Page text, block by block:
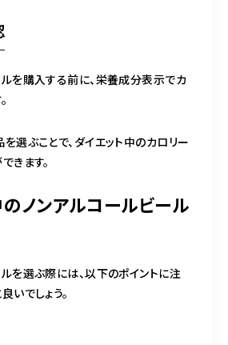
を購入する前に、栄養成分表示でカ
選ぶことで、ダイエット中のカロリー
きます。
ノンアルコールビール
を選ぶ際には、以下のポイントに注
いでしょう。